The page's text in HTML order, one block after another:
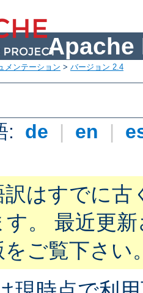
Apache
メンテーション > バージョン 2.4
: de | en |
訳はすでに古
。 最近更
をご覧下さい